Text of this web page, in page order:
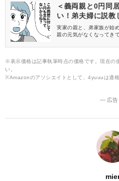
＜義両親と0円同
い！弟夫婦に説
実家の親と、弟家族が始
親の元気がなくなってき
※表示価格は記事執筆時点の価格です。現在の
い。
※Amazonのアソシエイトとして、4yuuuは適格
― 広